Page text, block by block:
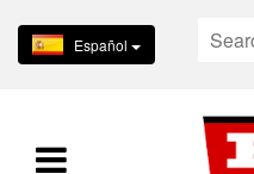
Español